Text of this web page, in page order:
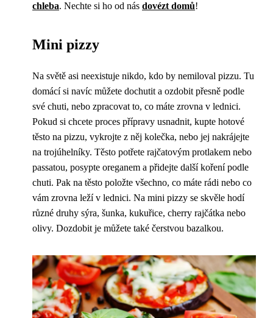
chleba. Nechte si ho od nás dovézt domů!
Mini pizzy
Na světě asi neexistuje nikdo, kdo by nemiloval pizzu. Tu
domácí si navíc můžete dochutit a ozdobit přesně podle
své chuti, nebo zpracovat to, co máte zrovna v lednici.
Pokud si chcete proces přípravy usnadnit, kupte hotové
těsto na pizzu, vykrojte z něj kolečka, nebo jej nakrájejte
na trojúhelníky. Těsto potřete rajčatovým protlakem nebo
passatou, posypte oreganem a přidejte další koření podle
chuti. Pak na těsto položte všechno, co máte rádi nebo co
vám zrovna leží v lednici. Na mini pizzy se skvěle hodí
různé druhy sýra, šunka, kukuřice, cherry rajčátka nebo
olivy. Dozdobit je můžete také čerstvou bazalkou.